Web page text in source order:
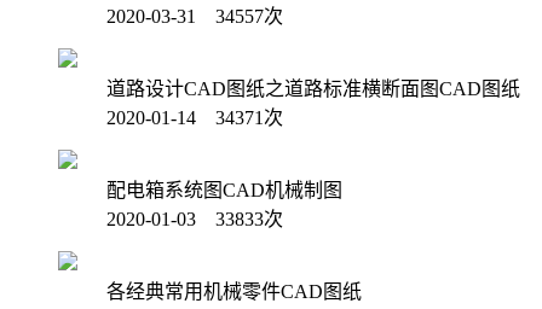
2020-03-31 34557次
道路设计CAD图纸之道路标准横断面图CAD图纸
2020-01-14 34371次
配电箱系统图CAD机械制图
2020-01-03 33833次
各经典常用机械零件CAD图纸